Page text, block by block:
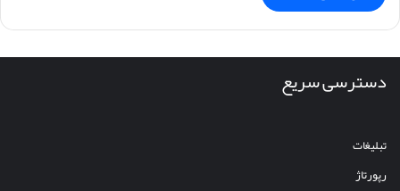
دسترسی سریع
تبلیغات
رپورتاژ